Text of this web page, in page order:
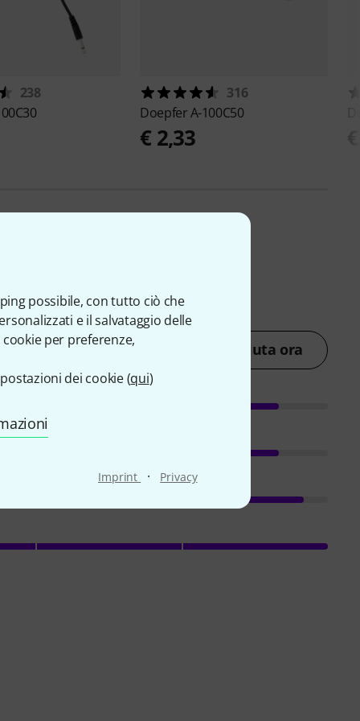
possibile, con tutto ciò che
e il salvataggio delle
per preferenze,
dei cookie (qui)
Imprint · Privacy
238
316
DoepferA-100C50
€ 2,33
Valuta ora